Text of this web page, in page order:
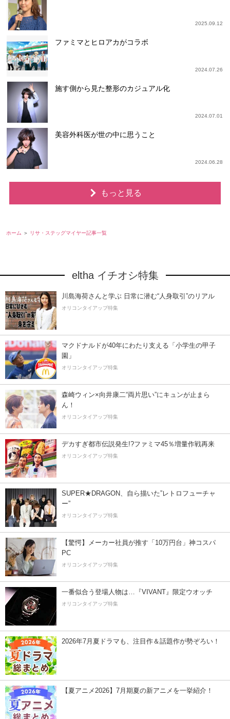
2025.09.12
ファミマとヒロアカがコラボ
2024.07.26
施す側から見た整形のカジュアル化
2024.07.01
美容外科医が世の中に思うこと
2024.06.28
もっと見る
ホーム リサ・ステッグマイヤー記事一覧
eltha イチオシ特集
川島海荷さんと学ぶ 日常に潜む“人身取引”のリアル
オリコンタイアップ特集
マクドナルドが40年にわたり支える「小学生の甲子
園」
オリコンタイアップ特集
森崎ウィン×向井康二“両片思い”にキュンが止まら
ん！
オリコンタイアップ特集
デカすぎ都市伝説発生!?ファミマ45％増量作戦再来
オリコンタイアップ特集
SUPER★DRAGON、自ら描いた”レトロフューチャ
ー”
オリコンタイアップ特集
【驚愕】メーカー社員が推す「10万円台」神コスパ
PC
オリコンタイアップ特集
一番似合う登場人物は…『VIVANT』限定ウオッチ
オリコンタイアップ特集
2026年7月夏ドラマも、注目作＆話題作が勢ぞろい！
【夏アニメ2026】7月期夏の新アニメを一挙紹介！